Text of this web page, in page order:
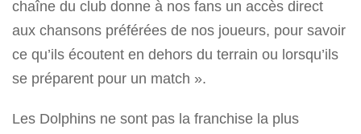
chaîne du club donne à nos fans un accès direct
aux chansons préférées de nos joueurs, pour savoir
ce qu’ils écoutent en dehors du terrain ou lorsqu’ils
se préparent pour un match ».
Les Dolphins ne sont pas la franchise la plus